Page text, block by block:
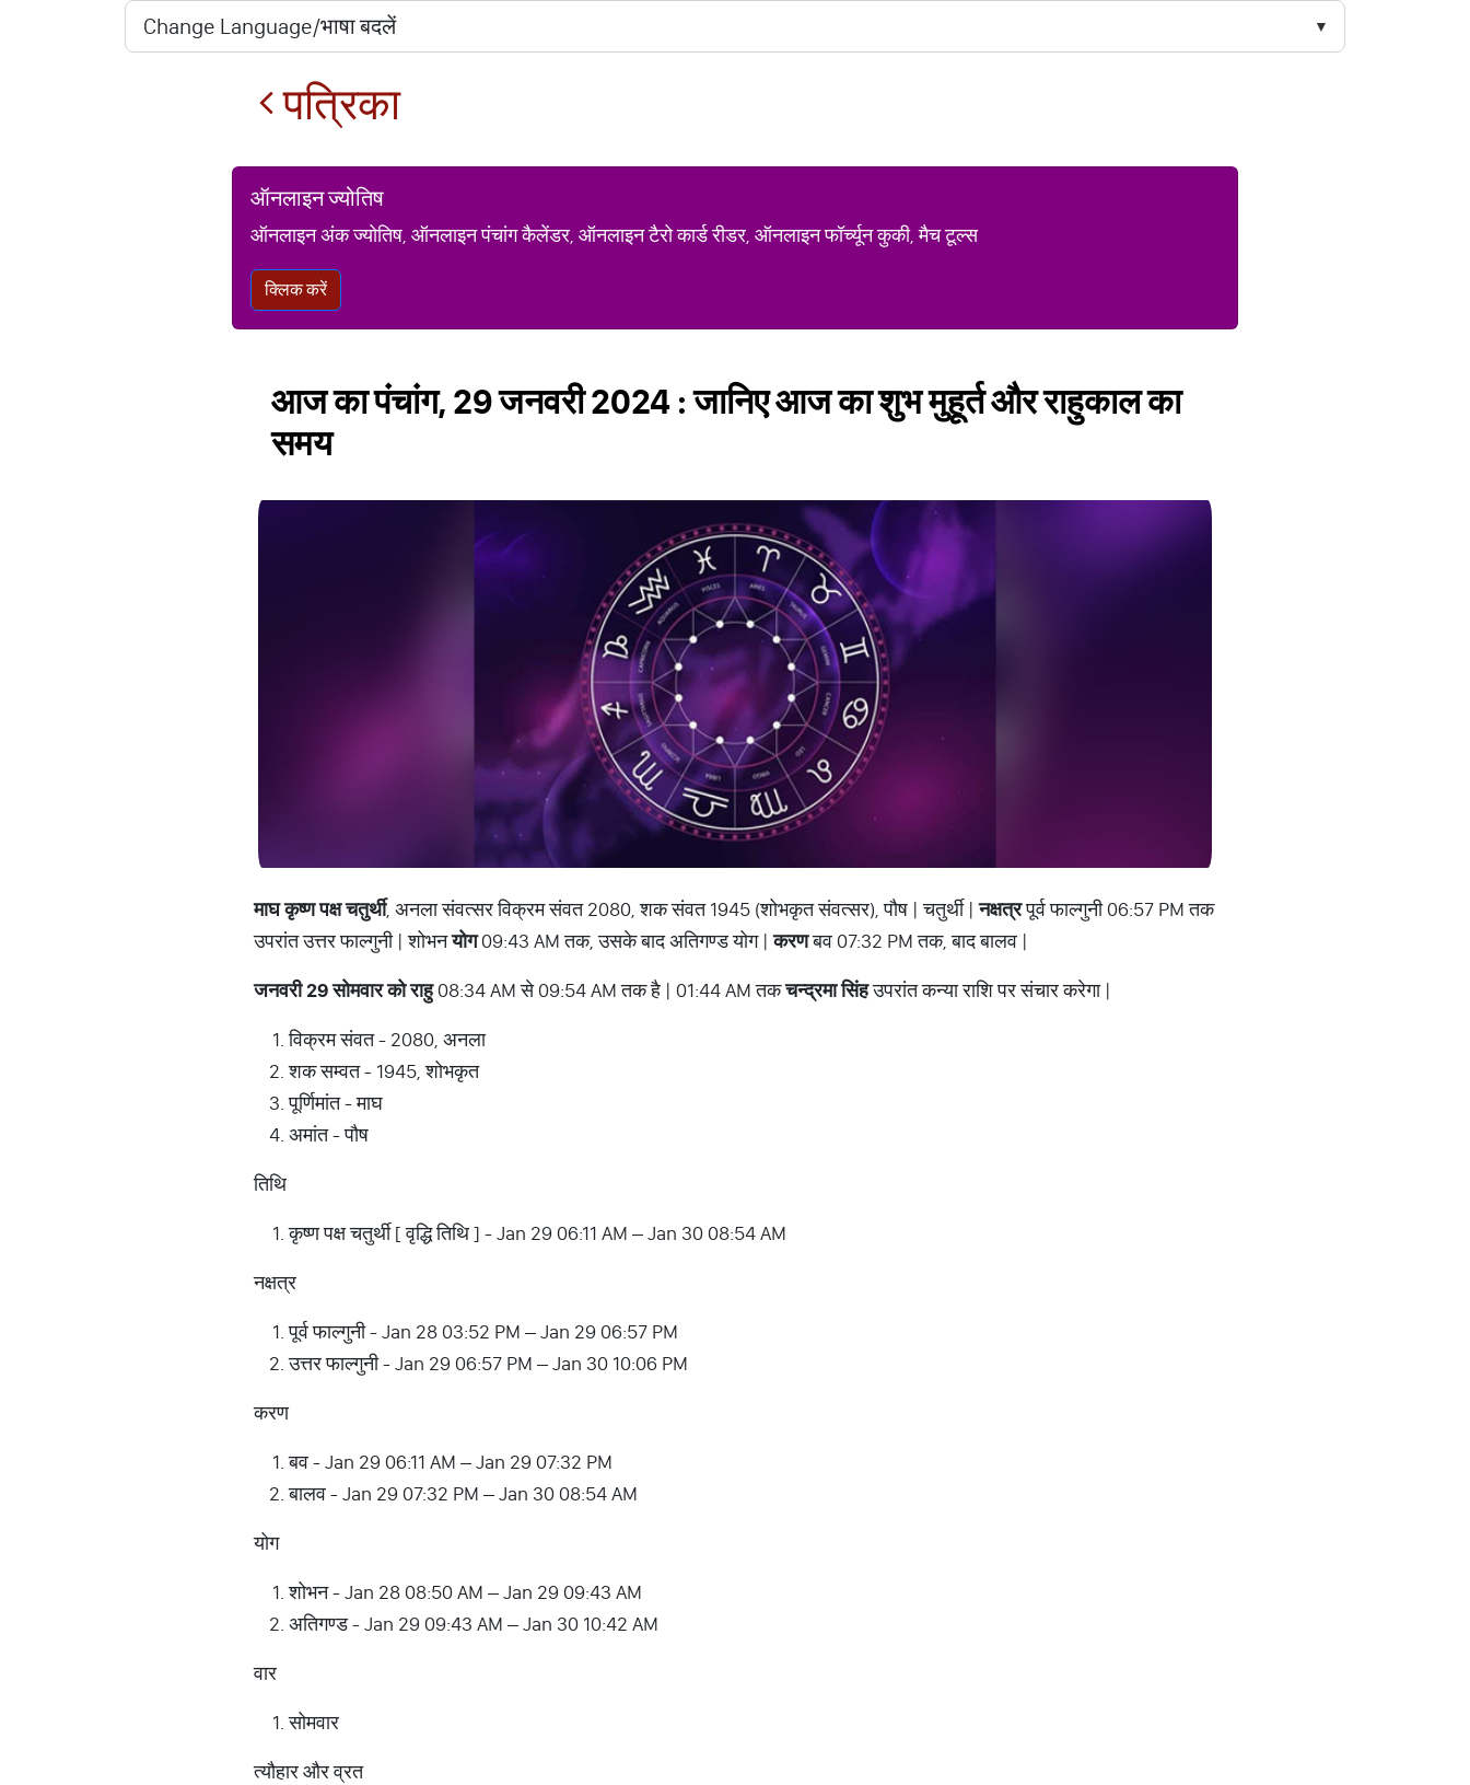
पत्रिका
ऑनलाइन ज्योतिष
ऑनलाइन अंक ज्योतिष, ऑनलाइन पंचांग कैलेंडर, ऑनलाइन टैरो कार्ड रीडर, ऑनलाइन फॉर्च्यून कुकी, मैच टूल्स
क्लिक करें
आज का पंचांग, 29 जनवरी 2024 : जानिए आज का शुभ मुहूर्त और राहुकाल का
समय
माघ कृष्ण पक्ष चतुर्थी, अनला संवत्सर विक्रम संवत 2080, शक संवत 1945 (शोभकृत संवत्सर), पौष | चतुर्थी |नक्षत्रपूर्व फाल्गुनी 06:57 PM तक
उपरांत उत्तर फाल्गुनी | शोभनयोग09:43 AM तक, उसके बाद अतिगण्ड योग |करणबव 07:32 PM तक, बाद बालव |
जनवरी 29 सोमवार को राहु08:34 AM से 09:54 AM तक है | 01:44 AM तकचन्द्रमा सिंहउपरांत कन्या राशि पर संचार करेगा |
विक्रम संवत - 2080, अनला
शक सम्वत - 1945, शोभकृत
पूर्णिमांत - माघ
अमांत - पौष
तिथि
कृष्ण पक्ष चतुर्थी [ वृद्धि तिथि ] - Jan 29 06:11 AM – Jan 30 08:54 AM
नक्षत्र
पूर्व फाल्गुनी - Jan 28 03:52 PM – Jan 29 06:57 PM
उत्तर फाल्गुनी - Jan 29 06:57 PM – Jan 30 10:06 PM
करण
बव - Jan 29 06:11 AM – Jan 29 07:32 PM
बालव - Jan 29 07:32 PM – Jan 30 08:54 AM
योग
शोभन - Jan 28 08:50 AM – Jan 29 09:43 AM
अतिगण्ड - Jan 29 09:43 AM – Jan 30 10:42 AM
वार
सोमवार
त्यौहार और व्रत